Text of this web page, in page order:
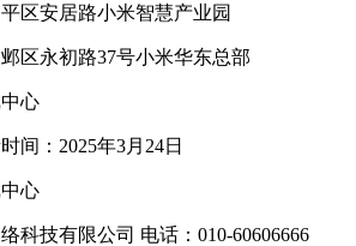
区安居路小米智慧产业园
区永初路37号小米华东总部
心
间：2025年3月24日
心
科技有限公司 电话：010-60606666